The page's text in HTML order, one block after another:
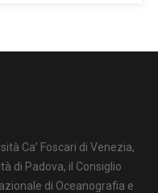
Ca’ Foscari di Venezia,
di Padova, il Consiglio
di Oceanografia e